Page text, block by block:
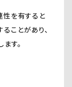
性を有すると
ことがあり、
す。